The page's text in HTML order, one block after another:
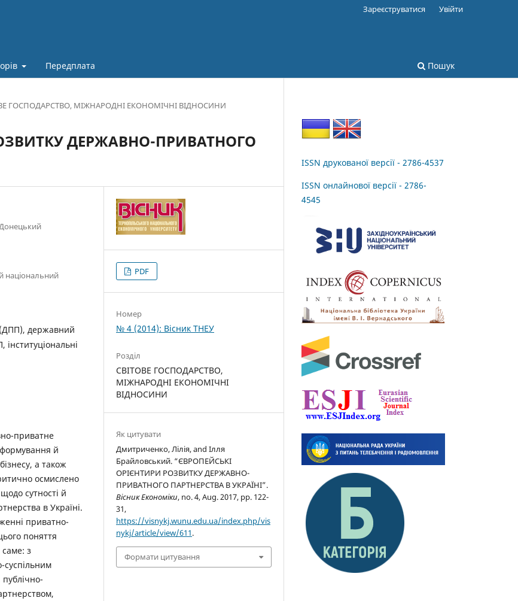
Передплата Пошук
Зареєструватися Увійти
ГОСПОДАРСТВО, МІЖНАРОДНІ ЕКОНОМІЧНІ ВІДНОСИНИ
ДЕРЖАВНО-ПРИВАТНОГО
Донецький
національний
державний
приватне
формування й
а також
осмислено
сутності й
в Україні.
приватно-
поняття
з
PDF
Номер
№ 4 (2014): Вісник ТНЕУ
Розділ
СВІТОВЕ ГОСПОДАРСТВО,
МІЖНАРОДНІ ЕКОНОМІЧНІ
ВІДНОСИНИ
Як цитувати
Дмитриченко, Лілія, and Ілля
Брайловський. “ЄВРОПЕЙСЬКІ
ОРІЄНТИРИ РОЗВИТКУ ДЕРЖАВНО-
ПРИВАТНОГО ПАРТНЕРСТВА В УКРАЇНІ”.
Вісник Економіки, no. 4, Aug. 2017, pp. 122-
31,
https://visnykj.wunu.edu.ua/index.php/vis
nykj/article/view/611.
Формати цитування
ISSN друкованої версії - 2786-4537
ISSN онлайнової версії - 2786-
4545